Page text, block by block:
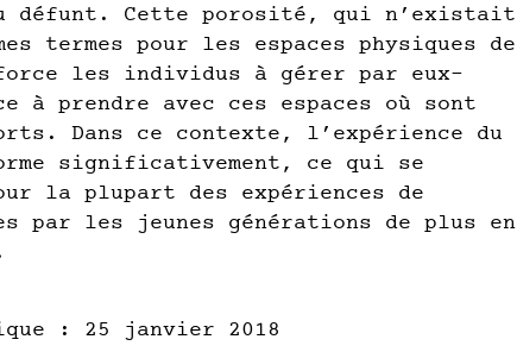
du défunt. Cette porosité, qui n’existait
termes pour les espaces physiques de
force les individus à gérer par eux-
à prendre avec ces espaces où sont
Dans ce contexte, l’expérience du
significativement, ce qui se
la plupart des expériences de
par les jeunes générations de plus en
: 25 janvier 2018